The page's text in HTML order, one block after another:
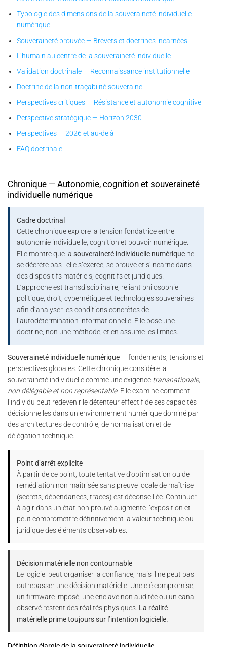
Typologie des dimensions de la souveraineté individuelle
numérique
Souveraineté prouvée — Brevets et doctrines incarnées
L’humain au centre de la souveraineté individuelle
Validation doctrinale — Reconnaissance institutionnelle
Doctrine de la non-traçabilité souveraine
Perspectives critiques — Résistance et autonomie cognitive
Perspective stratégique — Horizon 2030
Perspectives — 2026 et au-delà
FAQ doctrinale
Chronique — Autonomie, cognition et souveraineté
individuelle numérique
Cadre doctrinal
Cette chronique explore la tension fondatrice entre
autonomie individuelle, cognition et pouvoir numérique.
Elle montre que lasouveraineté individuelle numérique ne
se décrète pas : elle s’exerce, se prouve et s’incarne dans
des dispositifs matériels, cognitifs et juridiques.
L’approche est transdisciplinaire, reliant philosophie
politique, droit, cybernétique et technologies souveraines
afin d’analyser les conditions concrètes de
l’autodétermination informationnelle. Elle pose une
doctrine, non une méthode, et en assume les limites.
Souveraineté individuelle numérique — fondements, tensions et
perspectives globales. Cette chronique considère la
souveraineté individuelle comme une exigence transnationale,
non délégable et non représentable. Elle examine comment
l’individu peut redevenir le détenteur effectif de ses capacités
décisionnelles dans un environnement numérique dominé par
des architectures de contrôle, de normalisation et de
délégation technique.
Point d’arrêt explicite
À partir de ce point, toute tentative d’optimisation ou de
remédiation non maîtrisée sans preuve locale de maîtrise
(secrets, dépendances, traces) est déconseillée. Continuer
à agir dans un état non prouvé augmente l’exposition et
peut compromettre définitivement la valeur technique ou
juridique des éléments observables.
Décision matérielle non contournable
Le logiciel peut organiser la confiance, mais il ne peut pas
outrepasser une décision matérielle. Une clé compromise,
un firmware imposé, une enclave non auditée ou un canal
observé restent des réalités physiques. La réalité
matérielle prime toujours sur l’intention logicielle.